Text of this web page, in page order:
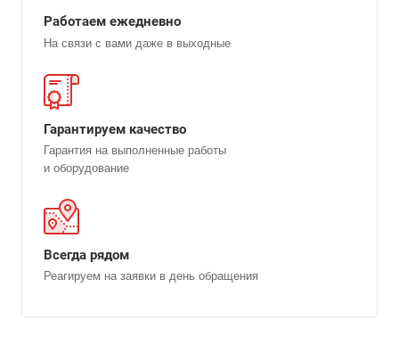
Работаем ежедневно
На связи с вами даже в выходные
Гарантируем качество
Гарантия на выполненные работы
и оборудование
Всегда рядом
Реагируем на заявки в день обращения